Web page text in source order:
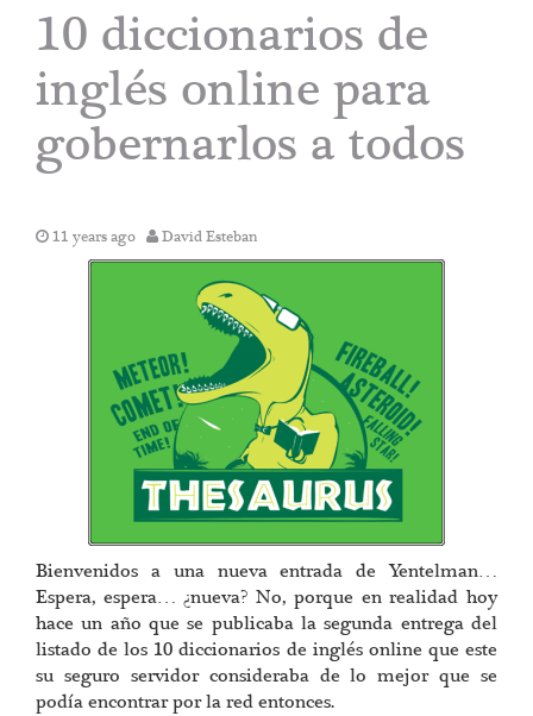
10 diccionarios de
inglés online para
gobernarlos a todos
11 years ago David Esteban
Bienvenidos a una nueva entrada de Yentelman…
Espera, espera… ¿nueva? No, porque en realidad hoy
hace un año que se publicaba la segunda entrega del
listado de los 10 diccionarios de inglés online que este
su seguro servidor consideraba de lo mejor que se
podía encontrar por la red entonces.